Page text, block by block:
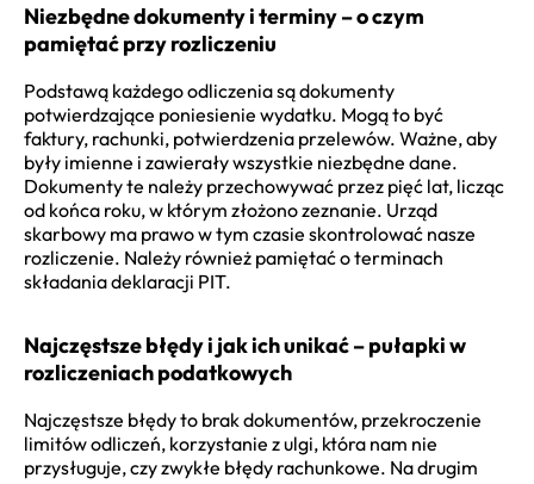
Niezbędne dokumenty i terminy – o czym
pamiętać przy rozliczeniu
Podstawą każdego odliczenia są dokumenty
potwierdzające poniesienie wydatku. Mogą to być
faktury, rachunki, potwierdzenia przelewów. Ważne, aby
były imienne i zawierały wszystkie niezbędne dane.
Dokumenty te należy przechowywać przez pięć lat, licząc
od końca roku, w którym złożono zeznanie. Urząd
skarbowy ma prawo w tym czasie skontrolować nasze
rozliczenie. Należy również pamiętać o terminach
składania deklaracji PIT.
Najczęstsze błędy i jak ich unikać – pułapki w
rozliczeniach podatkowych
Najczęstsze błędy to brak dokumentów, przekroczenie
limitów odliczeń, korzystanie z ulgi, która nam nie
przysługuje, czy zwykłe błędy rachunkowe. Na drugim